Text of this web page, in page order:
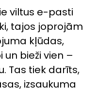
viltus e-pasti
tajos joprojām
kļūdas,
bieži vien –
Tas tiek darīts,
izsaukuma